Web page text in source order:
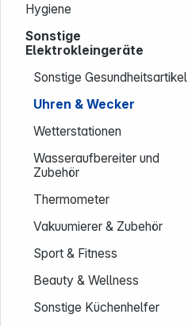
Hygiene
Sonstige
Elektrokleingeräte
Sonstige Gesundheitsartikel
Uhren & Wecker
Wetterstationen
Wasseraufbereiter und
Zubehör
Thermometer
Vakuumierer & Zubehör
Sport & Fitness
Beauty & Wellness
Sonstige Küchenhelfer